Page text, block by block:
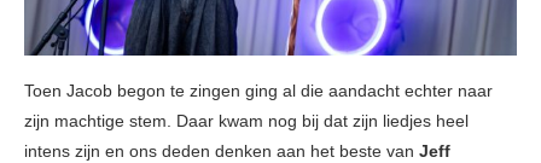
Toen Jacob begon te zingen ging al die aandacht echter naar
zijn machtige stem. Daar kwam nog bij dat zijn liedjes heel
intens zijn en ons deden denken aan het beste van Jeff